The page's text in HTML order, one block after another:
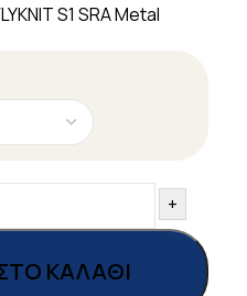
S1 SRA Metal
+
ΚΑΛΆΘΙ